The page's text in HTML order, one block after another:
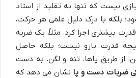
نیست که تنها به تقلید از استاد
بلکه با درک دلیل علمی هر حرکت،
بیشتری اجرا کرد. مثلاً، یک ضربه
قدرت بازو نیست؛ بلکه حاصل
از طریق پاها، تنه و لگن، به دست
ضربات دست و پا نشان می دهد که